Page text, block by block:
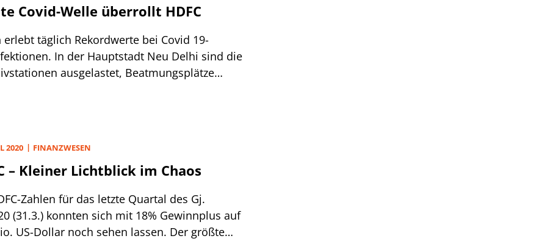
Covid-Welle überrollt HDFC
erlebt täglich Rekordwerte bei Covid 19-
In der Hauptstadt Neu Delhi sind die
ausgelastet, Beatmungsplätze
für die größte private und gleichzeitig teuerste
dem Subkontinent zu einem ungünstigen
2020 FINANZWESEN
– Kleiner Lichtblick im Chaos
Zahlen für das letzte Quartal des Gj.
(31.3.) konnten sich mit 18% Gewinnplus auf
US-Dollar noch sehen lassen. Der größte